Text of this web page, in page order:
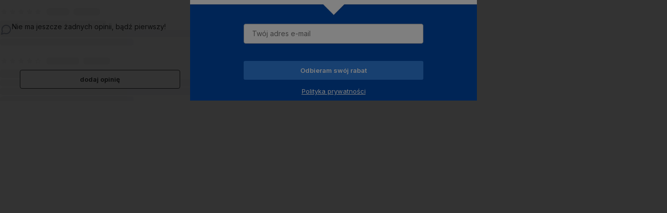
Nie ma jeszcze żadnych opinii, bądź pierwszy!
dodaj opinię
Odbieram swój rabat
Polityka prywatności